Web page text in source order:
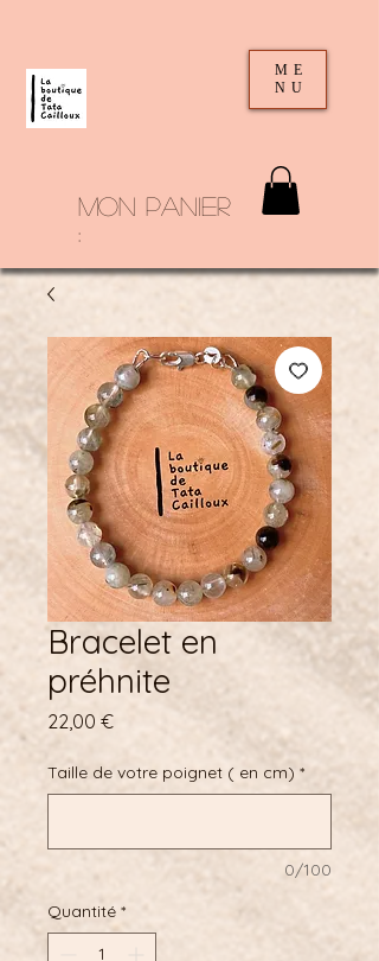
mon panier
:
ME
NU
Bracelet en
préhnite
22,00 €Prix
Taille de votre poignet ( en cm) *
0/100
Quantité *